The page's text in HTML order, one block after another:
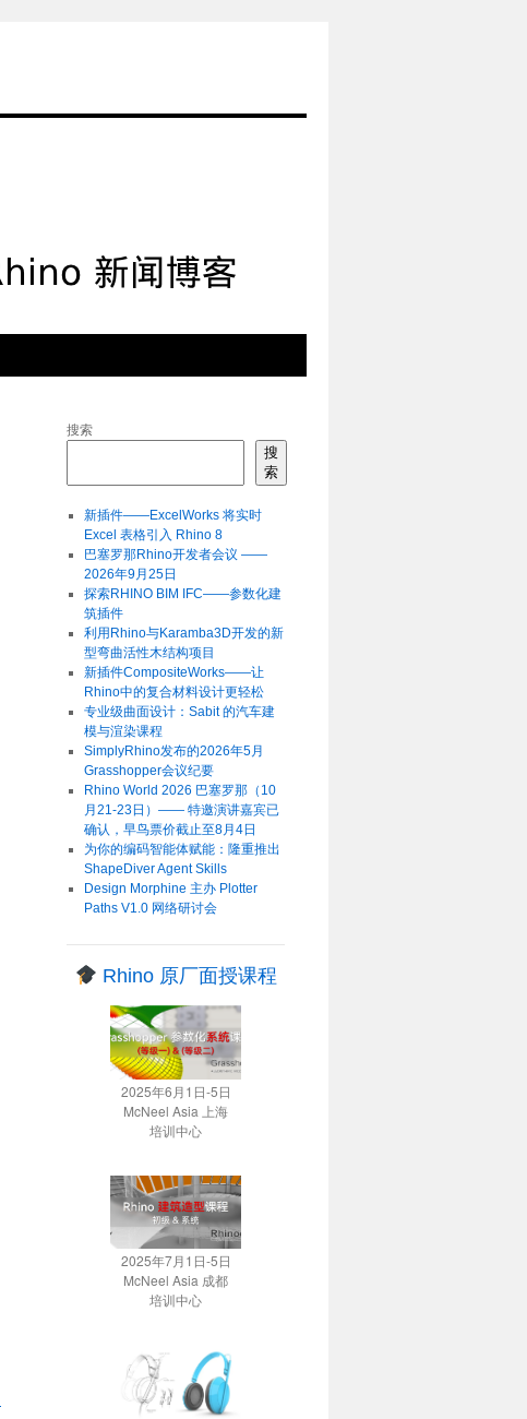
搜索
搜
索
新插件——ExcelWorks 将实时
Excel 表格引入 Rhino 8
巴塞罗那Rhino开发者会议 ——
2026年9月25日
探索RHINO BIM IFC——参数化建
筑插件
利用Rhino与Karamba3D开发的新
型弯曲活性木结构项目
新插件CompositeWorks——让
Rhino中的复合材料设计更轻松
专业级曲面设计：Sabit 的汽车建
模与渲染课程
SimplyRhino发布的2026年5月
Grasshopper会议纪要
Rhino World 2026 巴塞罗那（10
月21-23日）—— 特邀演讲嘉宾已
确认，早鸟票价截止至8月4日
为你的编码智能体赋能：隆重推出
ShapeDiver Agent Skills
Design Morphine 主办 Plotter
Paths V1.0 网络研讨会
Rhino 原厂面授课程
2025年6月1日-5日
McNeel Asia 上海
培训中心
2025年7月1日-5日
McNeel Asia 成都
培训中心